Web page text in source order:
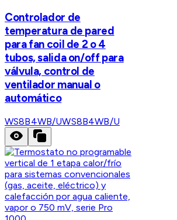
Controlador de
temperatura de pared
para fan coil de 2 o 4
tubos, salida on/off para
válvula, control de
ventilador manual o
automático
WS8B4WB/UWS8B4WB/U